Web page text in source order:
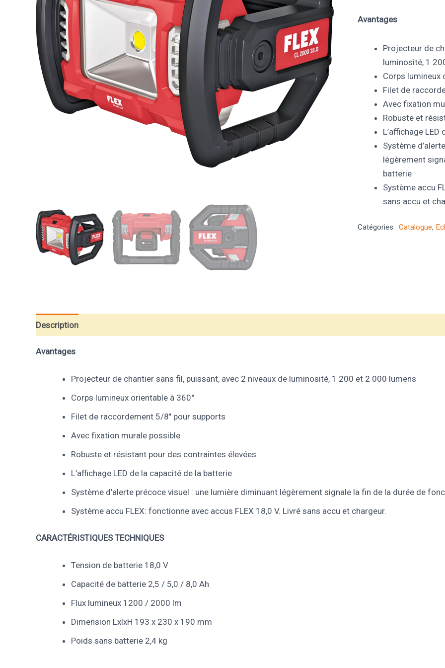
Avantages
Projecteur de
luminosité, 1
Corps lumineux
Filet de
Avec fixation
Robuste et
L’affichage
Système
légèrement
batterie
Système accu
sans accu et
Catégories : Catalogue,
Description
Avantages
Projecteur de chantier sans fil, puissant, avec 2 niveaux de luminosité, 1 200 et 2 000 lumens
Corps lumineux orientable à 360°
Filet de raccordement 5/8″ pour supports
Avec fixation murale possible
Robuste et résistant pour des contraintes élevées
L’affichage LED de la capacité de la batterie
Système d’alerte précoce visuel : une lumière diminuant légèrement signale la fin de la durée de
Système accu FLEX: fonctionne avec accus FLEX 18,0 V. Livré sans accu et chargeur.
CARACTÉRISTIQUES TECHNIQUES
Tension de batterie 18,0 V
Capacité de batterie 2,5 / 5,0 / 8,0 Ah
Flux lumineux 1200 / 2000 lm
Dimension LxlxH 193 x 230 x 190 mm
Poids sans batterie 2,4 kg